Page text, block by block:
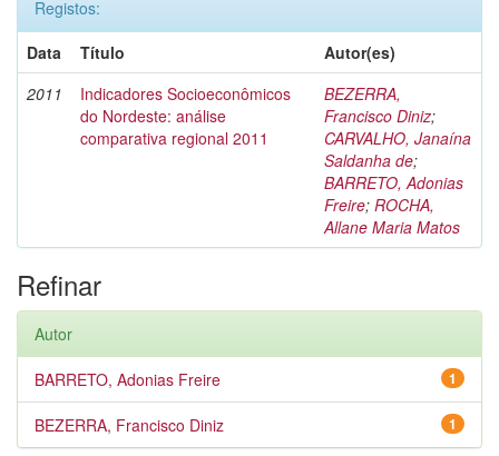
Registos:
Data
Título
Autor(es)
2011
Indicadores Socioeconômicos
do Nordeste: análise
comparativa regional 2011
BEZERRA,
Francisco Diniz;
CARVALHO, Janaína
Saldanha de;
BARRETO, Adonias
Freire; ROCHA,
Allane Maria Matos
Refinar
Autor
1
BARRETO, Adonias Freire
1
BEZERRA, Francisco Diniz